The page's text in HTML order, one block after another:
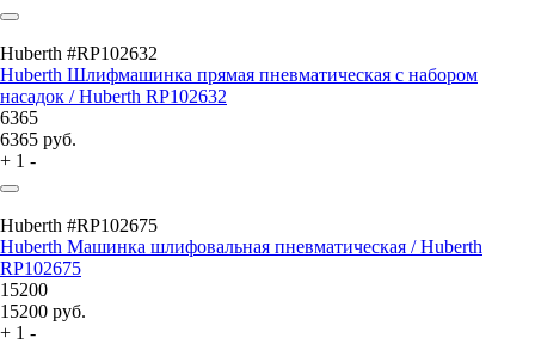
Huberth #RP102632
Huberth Шлифмашинка прямая пневматическая с набором
насадок / Huberth RP102632
6365
6365 руб.
+ 1 -
Huberth #RP102675
Huberth Машинка шлифовальная пневматическая / Huberth
RP102675
15200
15200 руб.
+ 1 -